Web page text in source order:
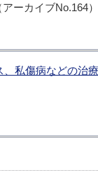
ーカイブNo.164
私傷病などの治